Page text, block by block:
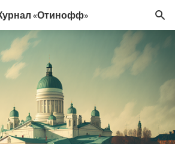
«Отинофф»